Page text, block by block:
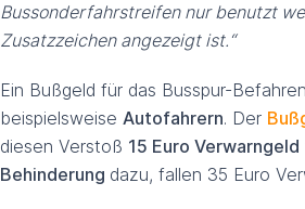
Bussonderfahrstreifen nur benutzt
Zusatzzeichen angezeigt ist.“
Ein Bußgeld für das Busspur-
beispielsweise Autofahrern. Der
diesen Verstoß 15 Euro Verwarngeld
Behinderung dazu, fallen 35 Euro